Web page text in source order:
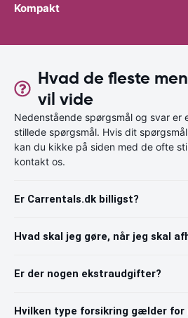
Kompakt
Hvad de fleste
vil vide
Nedenstående spørgsmål og svar er
stillede spørgsmål. Hvis dit
kan du kikke på siden med de ofte
kontakt os.
Er Carrentals.dk billigst?
Hvad skal jeg gøre, når jeg skal
Er der nogen ekstraudgifter?
Hvilken type forsikring gælder for